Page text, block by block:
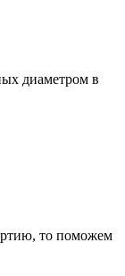
диаметром в
то поможем